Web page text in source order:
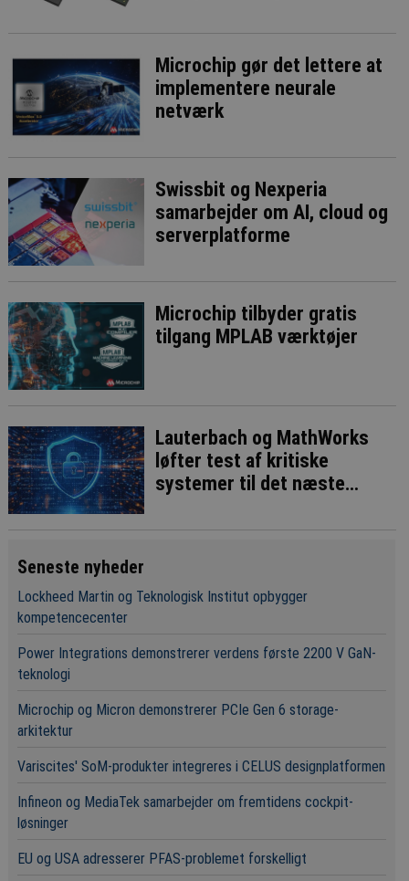
Microchip gør det lettere at
implementere neurale
netværk
Swissbit og Nexperia
samarbejder om AI, cloud og
serverplatforme
Microchip tilbyder gratis
tilgang MPLAB værktøjer
Lauterbach og MathWorks
løfter test af kritiske
systemer til det næste
Seneste nyheder
Lockheed Martin og Teknologisk Institut opbygger
kompetencecenter
Power Integrations demonstrerer verdens første 2200 V GaN-
teknologi
Microchip og Micron demonstrerer PCIe Gen 6 storage-
arkitektur
Variscites' SoM-produkter integreres i CELUS designplatformen
Infineon og MediaTek samarbejder om fremtidens cockpit-
løsninger
EU og USA adresserer PFAS-problemet forskelligt